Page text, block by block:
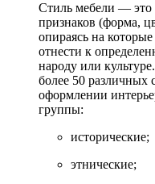
Стиль мебели — это
признаков (форма,
опираясь на
отнести к
народу или
более 50 различных
оформлении
группы:
исторические;
этнические;